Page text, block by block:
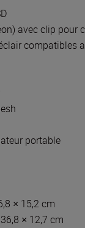
avec clip pour
compatibles
portable
× 15,2 cm
× 12,7 cm